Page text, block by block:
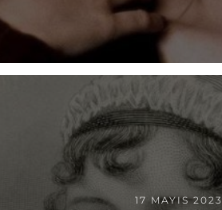
17 MAYIS 2023